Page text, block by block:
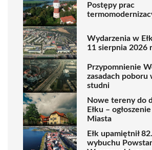
Postępy prac
Wydarzenia w
11 sierpnia 2026
Przypomnienie
zasadach
studni
Nowe tereny do
Ełku –
Miasta
Ełk upamiętnił
wybuchu